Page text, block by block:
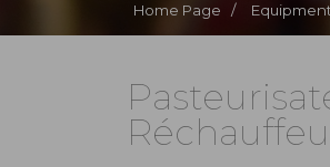
Home Page /